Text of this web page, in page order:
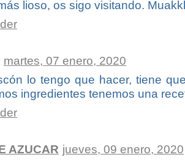
lioso, os sigo visitando.
martes, 07 enero, 2020
lo tengo que hacer, tiene
ingredientes tenemos una
AZUCAR jueves, 09 enero, 2020